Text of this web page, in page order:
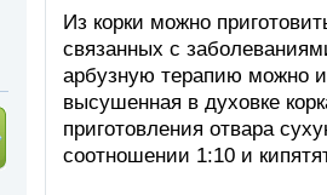
Из корки можно
связанных с
арбузную терапию можно
высушенная в духовке
приготовления отвара
соотношении 1:10 и